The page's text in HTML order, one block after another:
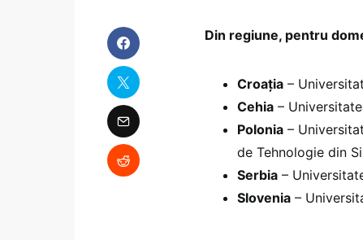
Din regiune, pentru
Croația –
Cehia –
Polonia –
de Tehnologie din
Serbia –
Slovenia –